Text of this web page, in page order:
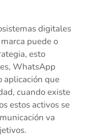
digitales
puede o
esto
WhatsApp
aplicación que
cuando existe
estos activos se
va